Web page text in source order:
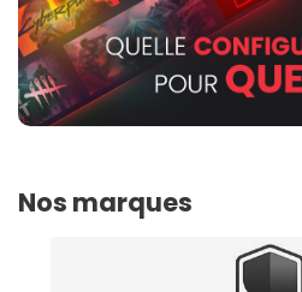
Nos marques